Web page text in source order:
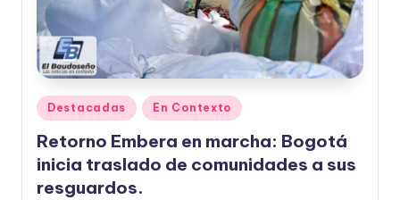
Publicado
en
Destacadas En Contexto
Retorno Embera en marcha: Bogotá
inicia traslado de comunidades a sus
resguardos.